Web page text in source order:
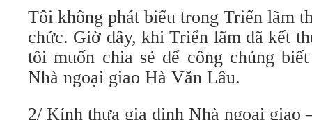
Tôi không phát biểu trong Triển lãm
chức. Giờ đây, khi Triển lãm đã kết
tôi muốn chia sẻ để công chúng
Nhà ngoại giao Hà Văn Lâu.
2/ Kính thưa gia đình Nhà ngoại giao